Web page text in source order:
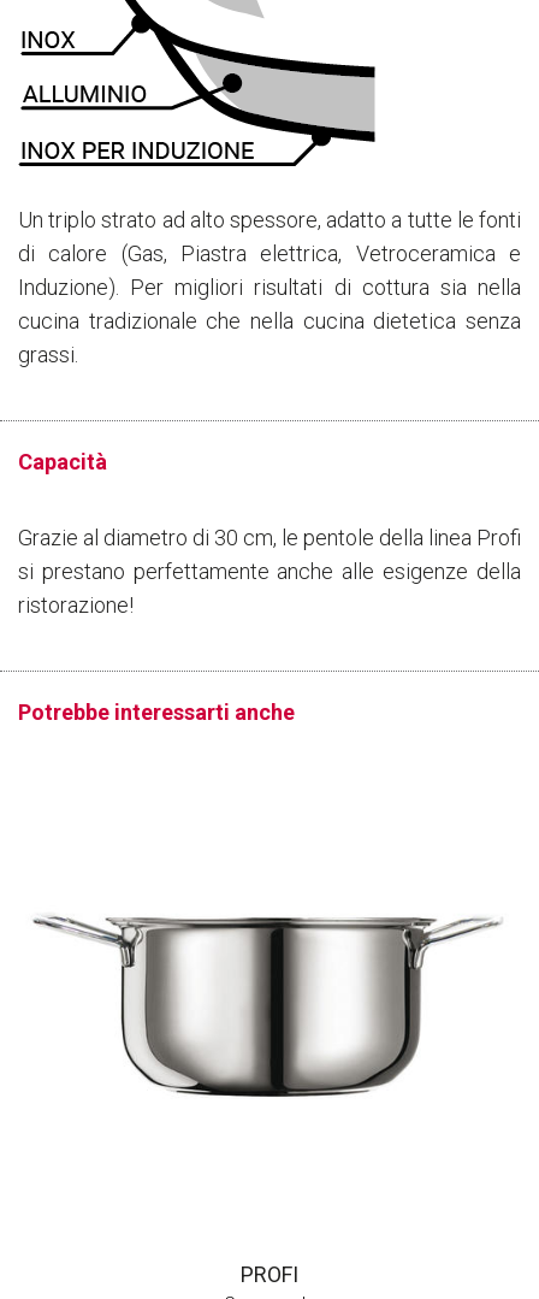
Un triplo strato ad alto spessore, adatto a tutte le fonti
di calore (Gas, Piastra elettrica, Vetroceramica e
Induzione). Per migliori risultati di cottura sia nella
cucina tradizionale che nella cucina dietetica senza
grassi.
Capacità
Grazie al diametro di 30 cm, le pentole della linea Profi
si prestano perfettamente anche alle esigenze della
ristorazione!
Potrebbe interessarti anche
PROFI